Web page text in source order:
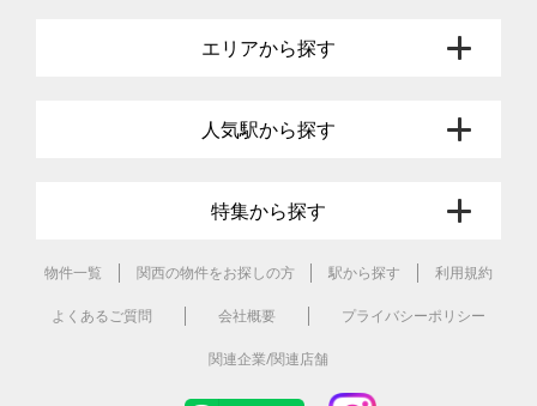
エリアから探す
人気駅から探す
特集から探す
物件一覧 関西の物件をお探しの方 駅から探す 利用規約
よくあるご質問 会社概要 プライバシーポリシー
関連企業/関連店舗